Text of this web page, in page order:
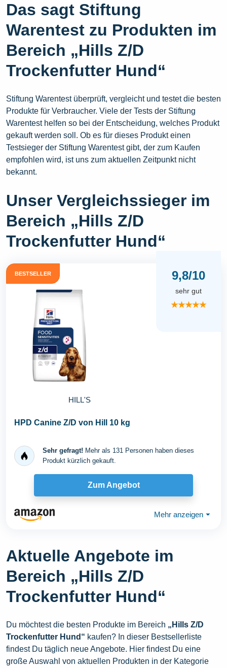
Das sagt Stiftung
Warentest zu Produkten im
Bereich „Hills Z/D
Trockenfutter Hund“
Stiftung Warentest überprüft, vergleicht und testet die besten
Produkte für Verbraucher. Viele der Tests der Stiftung
Warentest helfen so bei der Entscheidung, welches Produkt
gekauft werden soll. Ob es für dieses Produkt einen
Testsieger der Stiftung Warentest gibt, der zum Kaufen
empfohlen wird, ist uns zum aktuellen Zeitpunkt nicht
bekannt.
Unser Vergleichssieger im
Bereich „Hills Z/D
Trockenfutter Hund“
BESTSELLER
HILL'S
9,8/10
sehr gut
★★★★★
HPD Canine Z/D von Hill 10 kg
Sehr gefragt! Mehr als 131 Personen haben dieses
Produkt kürzlich gekauft.
Zum Angebot
Mehr anzeigen ⏷
Aktuelle Angebote im
Bereich „Hills Z/D
Trockenfutter Hund“
Du möchtest die besten Produkte im Bereich „Hills Z/D
Trockenfutter Hund“ kaufen? In dieser Bestsellerliste
findest Du täglich neue Angebote. Hier findest Du eine
große Auswahl von aktuellen Produkten in der Kategorie